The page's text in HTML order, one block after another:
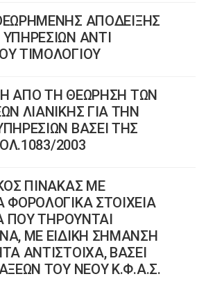
ΑΠΟΔΕΙΞΗΣ
ΑΝΤΙ
ΤΙΜΟΛΟΓΙΟΥ
ΑΠΟ ΤΗ ΘΕΩΡΗΣΗ ΤΩΝ
ΛΙΑΝΙΚΗΣ ΓΙΑ ΤΗΝ
ΒΑΣΕΙ ΤΗΣ
2003
ΠΙΝΑΚΑΣ ΜΕ
ΦΟΡΟΛΟΓΙΚΑ ΣΤΟΙΧΕΙΑ
ΠΟΥ ΤΗΡΟΥΝΤΑΙ
ΜΕ ΕΙΔΙΚΗ ΣΗΜΑΝΣΗ
ΑΝΤΙΣΤΟΙΧΑ, ΒΑΣΕΙ
ΤΟΥ ΝΕΟΥ Κ.Φ.Α.Σ.